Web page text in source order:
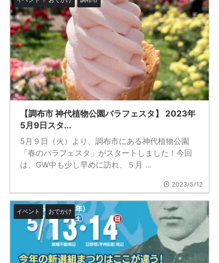
【調布市 神代植物公園バラフェスタ】 2023年
5月9日スタ...
5月９日（火）より、調布市にある神代植物公園
「春のバラフェスタ」がスタートしました！今回
は、GW中も少し早めに訪れ、５月 ...
2023/5/12
イベント おでかけ